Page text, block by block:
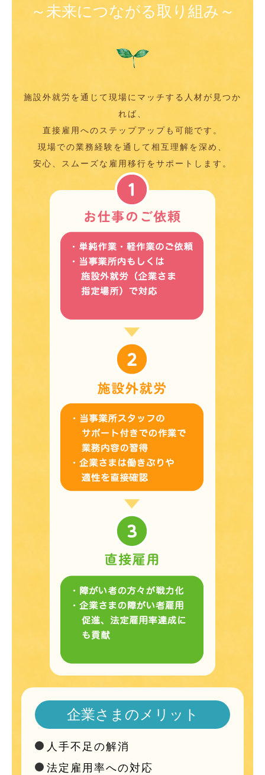
～未来につながる取り組み～
施設外就労を通じて現場にマッチする人材が見つか
れば、
直接雇用へのステップアップも可能です。
現場での業務経験を通して相互理解を深め、
安心、スムーズな雇用移行をサポートします。
企業さまのメリット
人手不足の解消
法定雇用率への対応